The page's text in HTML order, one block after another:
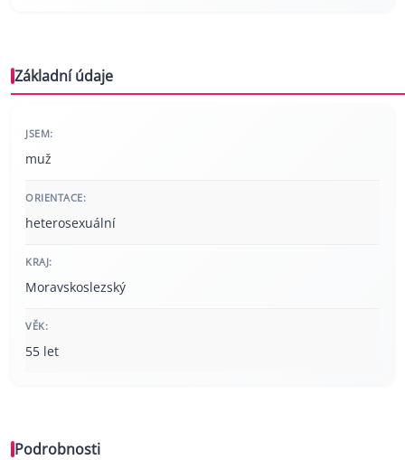
Základní údaje
JSEM:
muž
ORIENTACE:
heterosexuální
KRAJ:
Moravskoslezský
VĚK:
55 let
Podrobnosti